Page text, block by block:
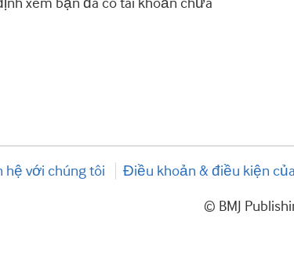
hệ với chúng tôi Điều khoản & điều kiện
© BMJ